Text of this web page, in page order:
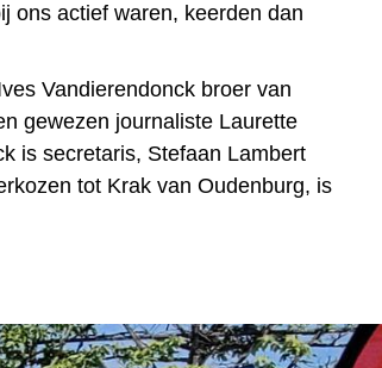
ons actief waren, keerden dan
Vandierendonck broer van
gewezen journaliste Laurette
is secretaris, Stefaan Lambert
tot Krak van Oudenburg, is